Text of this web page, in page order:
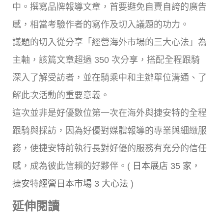
中。撰寫品牌報導文章，首要避免自賣自誇的廣告
感，相當考驗作者的寫作及切入議題的功力。
議題的切入從分享「經營海外市場的三大心法」為
主軸，該篇文章超過 350 次分享，搭配全程跟騎
深入了解受訪者，並在騎乘中和主辦單位溝通、了
解此次活動的重要意義。
這次並非是好優數位第一次在海外與捷安特的全程
跟騎與採訪，因為好優對媒體報導的專業與細緻服
務，使捷安特前執行長對好優的服務有充分的信任
感，成為彼此信賴的好夥伴。( 日本展店 35 家，
捷安特經營日本市場 3 大心法 )
延伸閱讀